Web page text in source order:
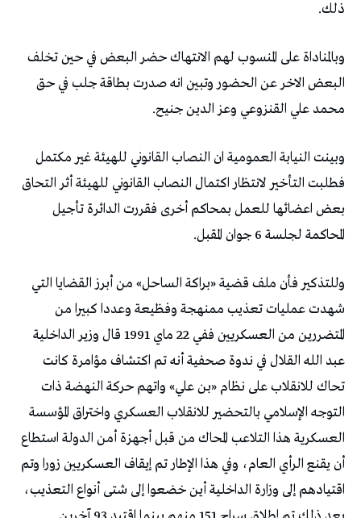
ذلك.
وبالمناداة على المنسوب لهم الانتهاك حضر البعض في حين تخلف
البعض الاخر عن الحضور وتبين انه صدرت بطاقة جلب في حق
محمد علي القنزوعي وعز الدين جنيح.
وبينت النيابة العمومية ان النصاب القانوني للهيئة غير مكتمل
فطلبت التأخير لانتظار اكتمال النصاب القانوني للهيئة أثر التحاق
بعض اعضائها للعمل بمحاكم أخرى فقررت الدائرة تأجيل
المحاكمة لجلسة 6 جوان المقبل.
وللتذكير فأن ملف قضية «براكة الساحل» من أبرز القضايا التي
شهدت عمليات تعذيب ممنهجة وفظيعة وعددا كبيرا من
المتضررين من العسكريين ففي 22 ماي 1991 قال وزير الداخلية
عبد الله القلال في ندوة صحفية أنه تم اكتشاف مؤامرة كانت
تحاك للانقلاب على نظام «بن علي» واتهم حركة النهضة ذات
التوجه الإسلامي بالتحضير للانقلاب العسكري واختراق المؤسسة
العسكرية هذا التلاعب المحاك من قبل أجهزة أمن الدولة استطاع
أن يقنع الرأي العام، وفي هذا الإطار تم إيقاف العسكريين زورا وتم
اقتيادهم إلى وزارة الداخلية أين خضعوا إلى شتى أنواع التعذيب،